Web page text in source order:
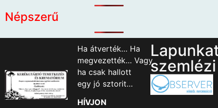
Népszerű
Ha átverték… Ha
megvezették… Vagy
ha csak hallott
egy jó sztorit…
HÍVJON
szemlézi